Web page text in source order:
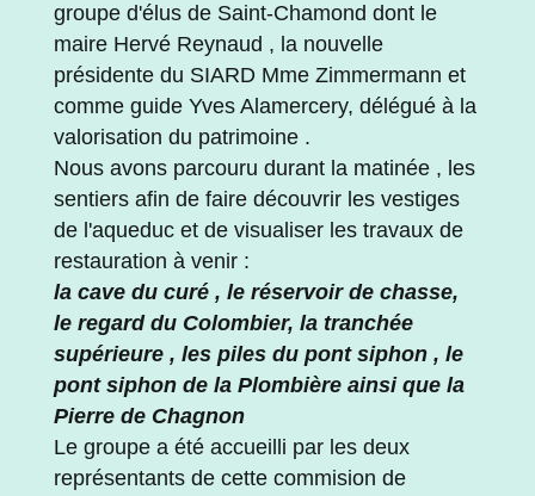
groupe d'élus de Saint-Chamond dont le
maire Hervé Reynaud , la nouvelle
présidente du SIARD Mme Zimmermann et
comme guide Yves Alamercery, délégué à la
valorisation du patrimoine .
Nous avons parcouru durant la matinée , les
sentiers afin de faire découvrir les vestiges
de l'aqueduc et de visualiser les travaux de
restauration à venir :
la cave du curé , le réservoir de chasse,
le regard du Colombier, la tranchée
supérieure , les piles du pont siphon , le
pont siphon de la Plombière ainsi que la
Pierre de Chagnon
Le groupe a été accueilli par les deux
représentants de cette commision de